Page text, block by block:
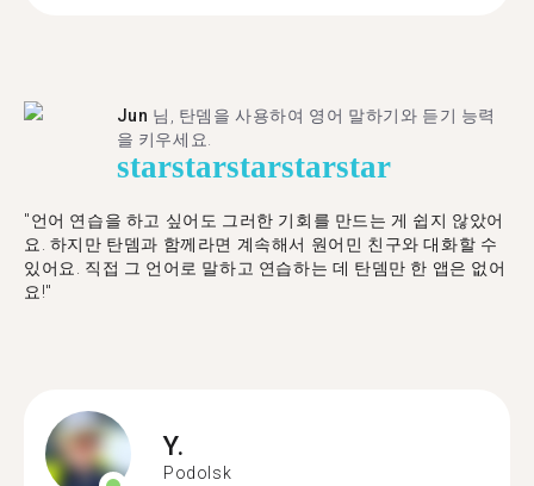
Jun 님, 탄뎀을 사용하여 영어 말하기와 듣기 능력
을 키우세요.
starstarstarstarstar
"언어 연습을 하고 싶어도 그러한 기회를 만드는 게 쉽지 않았어
요. 하지만 탄뎀과 함께라면 계속해서 원어민 친구와 대화할 수
있어요. 직접 그 언어로 말하고 연습하는 데 탄뎀만 한 앱은 없어
요!"
Y.
Podolsk